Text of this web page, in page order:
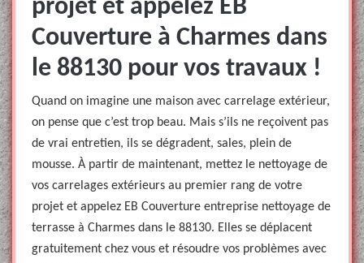
projet et appelez EB
Couverture à Charmes dans
le 88130 pour vos travaux !
Quand on imagine une maison avec carrelage extérieur,
on pense que c’est trop beau. Mais s’ils ne reçoivent pas
de vrai entretien, ils se dégradent, sales, plein de
mousse. À partir de maintenant, mettez le nettoyage de
vos carrelages extérieurs au premier rang de votre
projet et appelez EB Couverture entreprise nettoyage de
terrasse à Charmes dans le 88130. Elles se déplacent
gratuitement chez vous et résoudre vos problèmes avec